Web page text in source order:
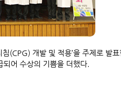
(CPG) 개발 및 적용’을 주제로 발
어 수상의 기쁨을 더했다.